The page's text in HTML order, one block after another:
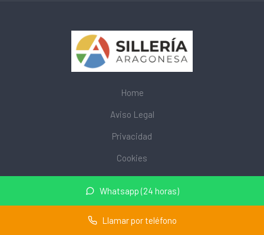
Whatsapp (24 horas)
Llamar por teléfono
Home
Aviso Legal
Privacidad
Cookies
© 2026 mobiliarioescolar.site · Web de mobiliario escolar cerca